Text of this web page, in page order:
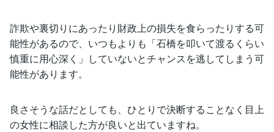
詐欺や裏切りにあったり財政上の損失を食らったりする可
能性があるので、いつもよりも「石橋を叩いて渡るくらい
慎重に用心深く」していないとチャンスを逃してしまう可
能性があります。
良さそうな話だとしても、ひとりで決断することなく目上
の女性に相談した方が良いと出ていますね。